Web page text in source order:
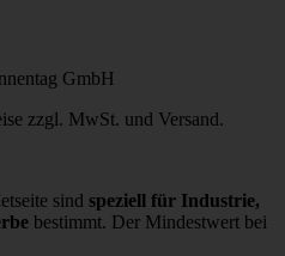
GmbH
zzgl. MwSt. und Versand.
sind speziell für Industrie,
bestimmt. Der Mindestwert bei